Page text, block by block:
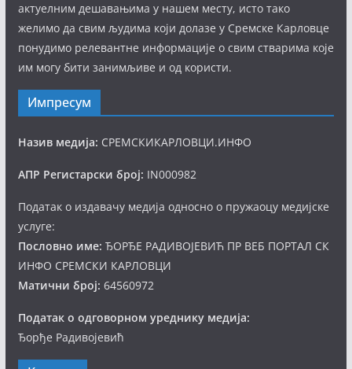
актуелним дешавањима у нашем месту, исто тако
желимо да свим људима који долазе у Сремске Карловце
понудимо релевантне информације о свим стварима које
им могу бити занимљиве и од користи.
Импресум
Назив медија: СРЕМСКИКАРЛОВЦИ.ИНФО
АПР Регистарски број: IN000982
Податак о издавачу медија односно о пружаоцу медијске
услуге:
Пословно име: ЂОРЂЕ РАДИВОЈЕВИЋ ПР ВЕБ ПОРТАЛ СК
ИНФО СРЕМСКИ КАРЛОВЦИ
Матични број: 64560972
Податак о одговорном уреднику медија:
Ђорђе Радивојевић